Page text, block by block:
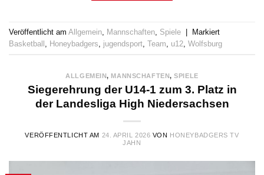
Veröffentlicht am Allgemein Mannschaften Spiele | Markiert
Basketball
Honeybadgers jugendsport Team u12 Wolfsburg
ALLGEMEIN, MANNSCHAFTEN,SPIELE
Siegerehrung der U14-1 zum 3. Platz in
der Landesliga High Niedersachsen
VERÖFFENTLICHT AM 24. APRIL 2026 VON HONEYBADGERS TV
JAHN